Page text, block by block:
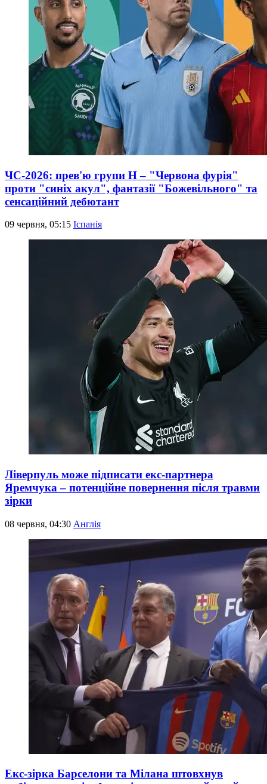
ЧС-2026: прев'ю групи Н – "Червона фурія"
проти "синіх акул", фантазії "Божевільного" та
сенсаційний дебютант
09 червня, 05:15 Іспанія
Ліверпуль може підписати екс-партнера
Яремчука – потенційне повернення після травми
зірки
08 червня, 04:30 Англія
Екс-зірка Барселони та Мілана штовхнув